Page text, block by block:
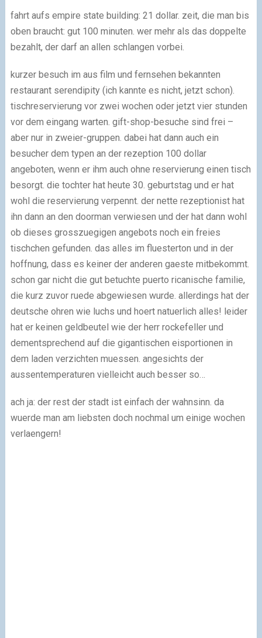
fahrt aufs empire state building: 21 dollar. zeit, die man bis
oben braucht: gut 100 minuten. wer mehr als das doppelte
bezahlt, der darf an allen schlangen vorbei.
kurzer besuch im aus film und fernsehen bekannten
restaurant serendipity (ich kannte es nicht, jetzt schon).
tischreservierung vor zwei wochen oder jetzt vier stunden
vor dem eingang warten. gift-shop-besuche sind frei –
aber nur in zweier-gruppen. dabei hat dann auch ein
besucher dem typen an der rezeption 100 dollar
angeboten, wenn er ihm auch ohne reservierung einen tisch
besorgt. die tochter hat heute 30. geburtstag und er hat
wohl die reservierung verpennt. der nette rezeptionist hat
ihn dann an den doorman verwiesen und der hat dann wohl
ob dieses grosszuegigen angebots noch ein freies
tischchen gefunden. das alles im fluesterton und in der
hoffnung, dass es keiner der anderen gaeste mitbekommt.
schon gar nicht die gut betuchte puerto ricanische familie,
die kurz zuvor ruede abgewiesen wurde. allerdings hat der
deutsche ohren wie luchs und hoert natuerlich alles! leider
hat er keinen geldbeutel wie der herr rockefeller und
dementsprechend auf die gigantischen eisportionen in
dem laden verzichten muessen. angesichts der
aussentemperaturen vielleicht auch besser so…
ach ja: der rest der stadt ist einfach der wahnsinn. da
wuerde man am liebsten doch nochmal um einige wochen
verlaengern!